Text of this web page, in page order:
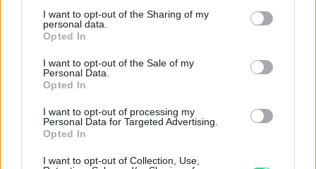
not limited to your visit or usage behaviour. You may click to
grant or deny consent to Google and its third-party tags to
use your data for below specified purposes in below Google
consent section.
I want to opt-out of the Sharing of my
personal data.
Opted In
I want to opt-out of the Sale of my
Personal Data.
Opted In
I want to opt-out of processing my
Personal Data for Targeted Advertising.
Opted In
I want to opt-out of Collection, Use,
Numero di telefono